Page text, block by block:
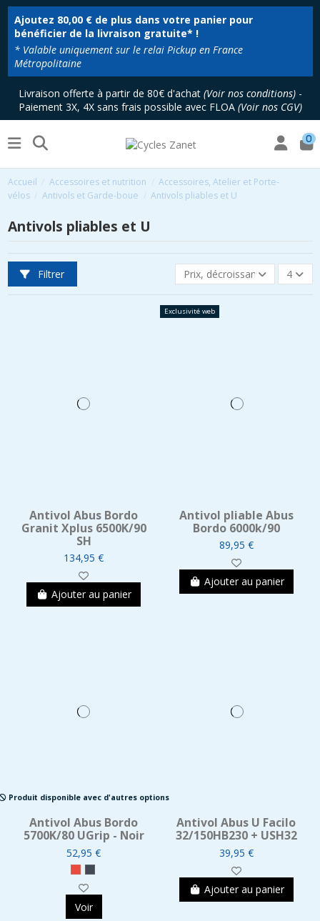
Ajoutez 80,00 €de plus dans votre panier pour
bénéficier de la livraison gratuite* !
* Valable uniquement sur le relai Pickup en France
Métropolitaine
Livraison offerte à partir de 80€ d'achat (Voir nos conditions)-
Paiement 3X, 4X sans frais possible avec FLOA (Voir nos CGV)
0
Accueil Accessoires et nutrition
Accessoires, Atelier et Porte-
vélos
Antivols et Garde-boue Antivols pliables et U
Antivols pliables et U
Filtrer Prix, décroissant 4
Antivol Abus Bordo
Granit Xplus 6500K/90
SH
134,95 €
Ajouter au panier
Exclusivité web
Antivol pliable Abus
Bordo 6000k/90
89,95 €
Ajouter au panier
Produit disponible avec d'autres options
Antivol Abus Bordo
5700K/80 UGrip - Noir
52,95 €
Voir
Antivol Abus U Facilo
32/150HB230 + USH32
39,95 €
Ajouter au panier